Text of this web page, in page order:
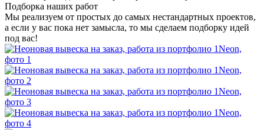
Подборка наших работ
Мы реализуем от простых до самых нестандартных проектов,
а если у вас пока нет замысла, то мы сделаем подборку идей
под вас!